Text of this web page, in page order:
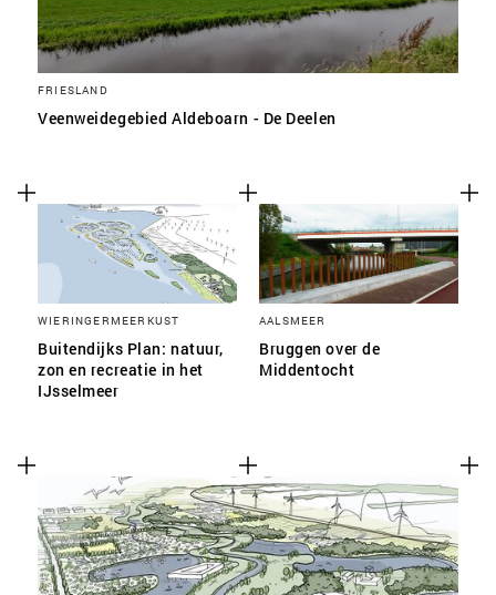
FRIESLAND
Veenweidegebied Aldeboarn - De Deelen
WIERINGERMEERKUST
Buitendijks Plan: natuur,
zon en recreatie in het
IJsselmeer
AALSMEER
Bruggen over de
Middentocht